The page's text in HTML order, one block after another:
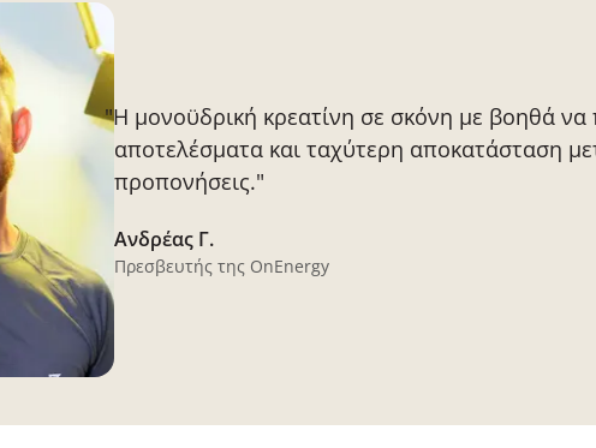
"Η μονοϋδρική κρεατίνη σε σκόνη με βοηθά
αποτελέσματα και ταχύτερη αποκατάσταση
προπονήσεις."
Ανδρέας Γ.
Πρεσβευτής της OnEnergy